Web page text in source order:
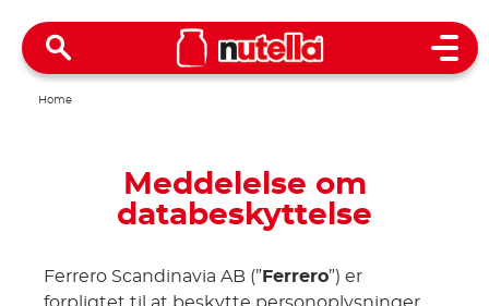
Open
Home
Meddelelse om
databeskyttelse
Ferrero Scandinavia AB (” Ferrero”) er